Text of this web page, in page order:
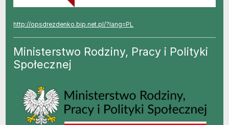
http://opsdrezdenko.bip.net.pl/?lang=PL
Ministerstwo Rodziny, Pracy i Polityki
Społecznej